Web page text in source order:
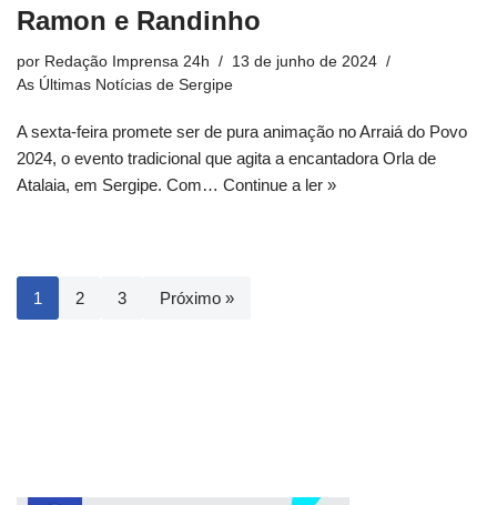
Ramon e Randinho
por Redação Imprensa 24h
13 de junho de 2024
As Últimas Notícias de Sergipe
A sexta-feira promete ser de pura animação no Arraiá do Povo
2024, o evento tradicional que agita a encantadora Orla de
Atalaia, em Sergipe. Com… Continue a ler »
1 2 3 Próximo »